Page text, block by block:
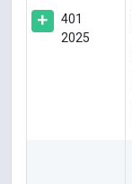
401
2025